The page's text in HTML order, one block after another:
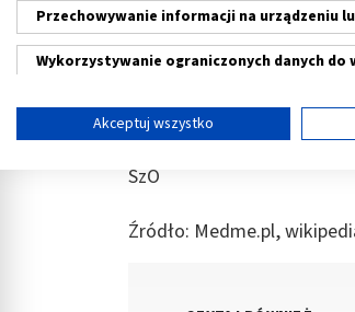
Złamania miednicy
zawsze natychmiastowe
Pacjenta trzeba
leków przeciwbólowych –
SzO
Źródło: Medme.pl,
Przechowywanie informacji na urządzeniu
Wykorzystywanie ograniczonych danych do
Tworzenie profili w celu
Wykorzystywanie profili w celu doboru
Akceptuj wszystko